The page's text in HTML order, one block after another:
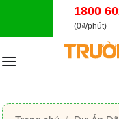
dung
1800
(0₫/phút)